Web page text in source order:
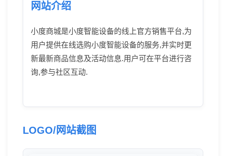
网站介绍
小度商城是小度智能设备的线上官方销售平台,为
用户提供在线选购小度智能设备的服务,并实时更
新最新商品信息及活动信息.用户可在平台进行咨
询,参与社区互动.
LOGO/网站截图